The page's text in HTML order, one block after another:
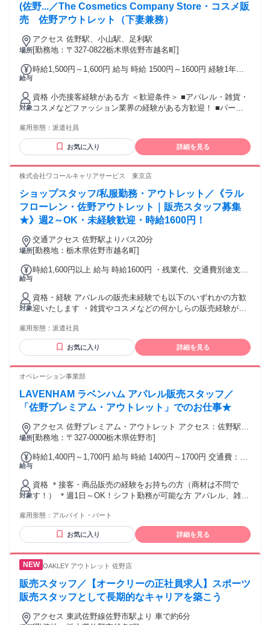
希望休など相談に乗ってくれて 働きやすい職場です♪ ／ 働く
スタッフの声！ ＼ ★30代女性 以前はブランド服の販売をし
ていました。 子育てが落ち着いてきたので また販売の仕事が
したくて… 子供を学童に預けているので ある程度しっかり稼
げる上、 勤務日数や時間を調整できる この仕事に決めまし
助かりました。 でも売り上げをあげれば しっかりと評価もし
服に着替える手間もなくてラクです♪
(佐野...／The Cosmetics Company Store・コスメ販
売 佐野アウトレット（下妻兼務）
場所
アクセス 佐野駅、小山駅、足利駅
[勤務地：〒327-0822栃木県佐野市越名町]
給与
時給1,500円～1,600円 給与 時給 1500円～1600円 経験1年以
就業1年後には必ず1600円に昇給します！ 【キャリア手当10
万円】 エントリーした職種の経験が2年以上・フルタイム勤務
可能な方は、全員がキャリア手当の対象となります。 なんと
《10万円》を1ヶ月勤務後の給与にて一括支給するスタブリだ
で通勤する場合は、交通費全額支給いたします。 車通勤の場
合は、駐車場無料、ガソリン代一部支給となります。
対象
資格 小売接客経験がある方 ＜歓迎条件＞ ■アパレル・雑貨・
コスメなどファッション業界の経験がある方歓迎！ ■パー
プ店員や事務など、他業種からの転職も大歓迎です。 【将来
的には正社員も目指せる！】 スタッフブリッジでは、未経験
から販売スタッフにチャレンジし、正社員を目指すこともで
修もあるので、アパレル・ファッション・コスメ業界に初め
雇用形態： 派遣社員
お気に入り 詳細を見る
株式会社ワコールキャリアサービス 東京店
ショップスタッフ/私服勤務・アウトレット／《ラル
フローレン・佐野アウトレット｜販売スタッフ募集
★》週2～OK・未経験歓迎・時給1600円！
場所
交通アクセス 佐野駅よりバス20分
[勤務地：栃木県佐野市越名町]
給与
時給1,600円以上 給与 時給1600円 ・残業代、交通費別途支給
規定に準ずる
対象
資格・経験 アパレルの販売未経験でも以下のいずれかの方歓
迎いたします ・雑貨やコスメなどの何かしらの販売経験があ
・ファッションが好きな方
雇用形態： 派遣社員
お気に入り 詳細を見る
オペレーション事業部
LAVENHAM ラベンハム アパレル販売スタッフ／
「佐野プレミアム・アウトレット」でのお仕事★
場所
アクセス 佐野プレミアム・アウトレット アクセス：佐野駅
バス22分
[勤務地：〒327-0000栃木県佐野市]
給与
時給1,400円～1,700円 給与 時給 1400円～1700円 交通費：交
対象
資格 ＊接客・商品販売の経験をお持ちの方（商材は不問で
す！） ＊週1日～OK！シフト勤務が可能な方 アパレル、雑
パレル未経験OK！ ショッピングモールやアウトレットで接客
や売り場づくりの経験がある方は、 人の流れを見ながら動け
る力や接客のコツがそのまま活かせます♪ ◎アクトブレーン運
す！
雇用形態： アルバイト・パート
お気に入り 詳細を見る
OAKLEY アウトレット 佐野店
販売スタッフ／【オークリーの正社員求人】スポーツ
販売スタッフとして長期的なキャリアを築こう
アクセス 東武佐野線佐野市駅より 車で約6分